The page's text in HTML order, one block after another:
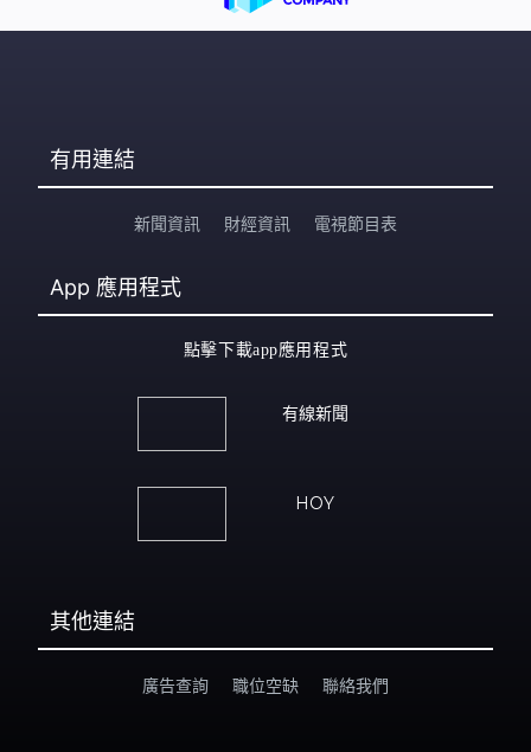
有用連結
新聞資訊 財經資訊 電視節目表
App 應用程式
點擊下載app應用程式
有線新聞
HOY
其他連結
廣告查詢 職位空缺 聯絡我們